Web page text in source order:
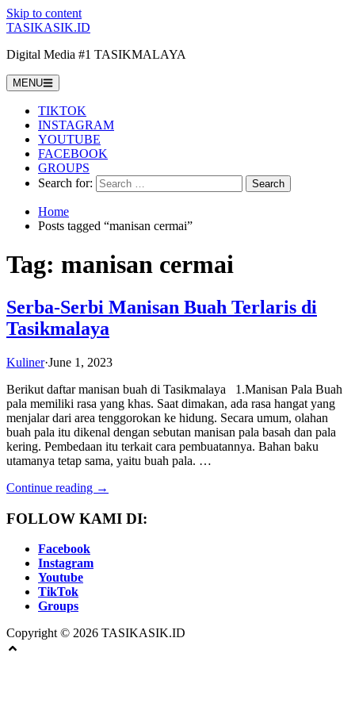
Skip to content
TASIKASIK.ID
Digital Media #1 TASIKMALAYA
MENU
TIKTOK
INSTAGRAM
YOUTUBE
FACEBOOK
GROUPS
Search for:
Home
Posts tagged “manisan cermai”
Tag: manisan cermai
Serba-Serbi Manisan Buah Terlaris di
Tasikmalaya
Kuliner·June 1, 2023
Berikut daftar manisan buah di Tasikmalaya 1.Manisan Pala Buah
pala memiliki rasa yang khas. Saat dimakan, ada rasa hangat yang
menjalar dari area tenggorokan ke hidung. Secara umum, olahan
buah pala itu dikenal dengan sebutan manisan pala basah dan pala
kering. Pembedaan itu terkait cara pembuatannya. Bahan baku
utamanya tetap sama, yaitu buah pala. …
Continue reading →
FOLLOW KAMI DI:
Facebook
Instagram
Youtube
TikTok
Groups
Copyright © 2026 TASIKASIK.ID